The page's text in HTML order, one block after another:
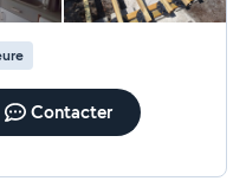
Contacter